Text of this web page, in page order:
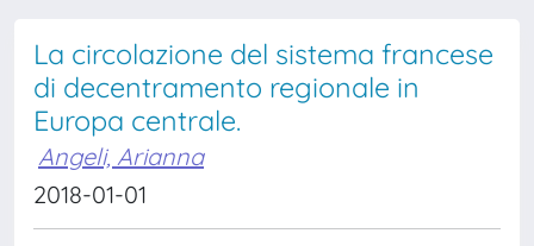
La circolazione del sistema francese
di decentramento regionale in
Europa centrale.
Angeli, Arianna
2018-01-01